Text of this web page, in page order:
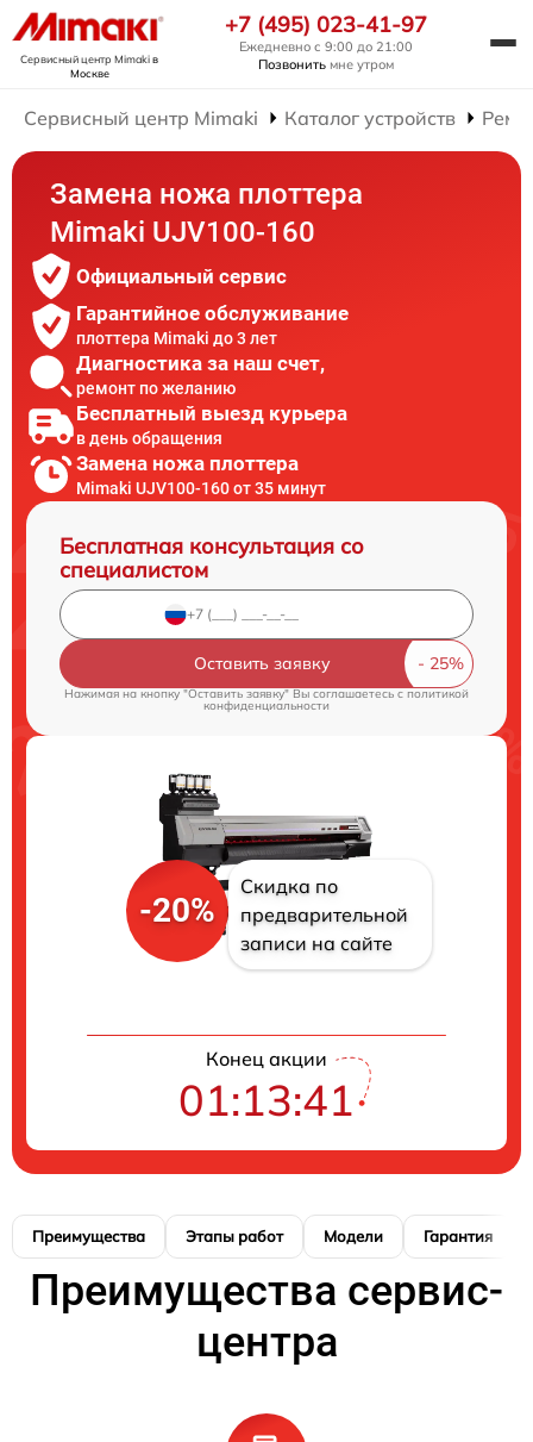
Сервисный центр Mimakiв
Москве
+7 (495) 023-41-97
Ежедневно с 9:00 до 21:00
Позвонить мне утром
Сервисный центр Mimaki Каталог устройств
Замена ножа плоттера
Mimaki UJV100-160
Официальный сервис
Гарантийное обслуживание
плоттера Mimaki до 3 лет
Диагностика за наш счет,
ремонт по желанию
Бесплатный выезд курьера
в день обращения
Замена ножа плоттера
Mimaki UJV100-160 от 35 минут
Бесплатная консультация со
специалистом
Оставить заявку
Нажимая на кнопку "Оставить заявку" Вы соглашаетесь cполитикой
конфиденциальности
-20%
Скидка по
предварительной
записи на сайте
Конец акции
01:13:40
Преимущества Этапы работ Модели Гарантия
Преимущества сервис-
центра